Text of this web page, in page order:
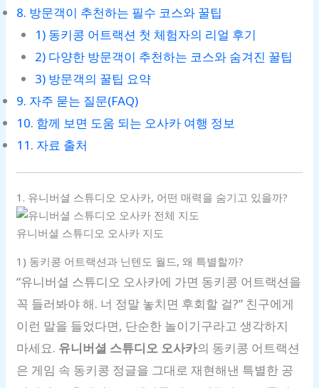
8. 방문객이 추천하는 필수 코스와 꿀팁
1) 동키콩 어트랙션 첫 체험자의 리얼 후기
2) 다양한 방문객이 추천하는 코스와 숨겨진 꿀팁
3) 방문객의 꿀팁 요약
9. 자주 묻는 질문(FAQ)
10. 함께 보면 도움 되는 오사카 여행 정보
11. 자료 출처
1. 유니버셜 스튜디오 오사카, 어떤 매력을 숨기고 있을까?
유니버셜 스튜디오 오사카 지도
1) 동키콩 어트랙션과 닌텐도 월드, 왜 특별할까?
“유니버셜 스튜디오 오사카에 가면 동키콩 어트랙션을
꼭 들러봐야 해. 너 정말 놓치면 후회할 걸?” 친구에게
이런 말을 들었다면, 단순한 놀이기구라고 생각하지
마세요. 유니버셜 스튜디오 오사카의 동키콩 어트랙션
은 게임 속 동키콩 정글을 그대로 재현해낸 특별한 공